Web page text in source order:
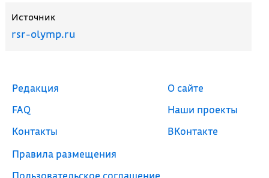
Источник
rsr-olymp.ru
Редакция
FAQ
Контакты
Правила размещения
Пользовательское соглашение
О сайте
Наши проекты
ВКонтакте